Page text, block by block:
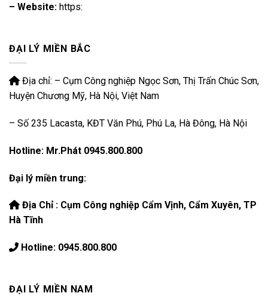
– Website: https:
ĐẠI LÝ MIỀN BẮC
Địa chỉ: – Cụm Công nghiệp Ngọc Sơn, Thị Trấn Chúc Sơn,
Huyện Chương Mỹ, Hà Nội, Việt Nam
– Số 235 Lacasta, KĐT Văn Phú, Phú La, Hà Đông, Hà Nội
Hotline: Mr.Phát 0945.800.800
Đại lý miền trung:
Địa Chỉ : Cụm Công nghiệp Cẩm Vịnh, Cẩm Xuyên, TP
Hà Tĩnh
Hotline: 0945.800.800
ĐẠI LÝ MIỀN NAM